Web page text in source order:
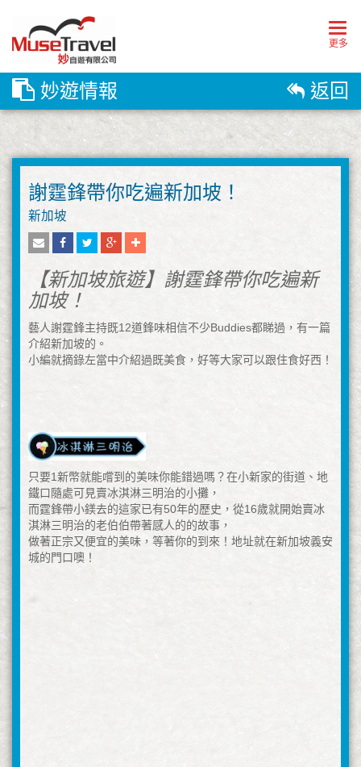
更多
妙遊情報 返回
謝霆鋒帶你吃遍新加坡！
新加坡
【新加坡旅遊】謝霆鋒帶你吃遍新
加坡！
藝人謝霆鋒主持既12道鋒味相信不少Buddies都睇過，有一篇
介紹新加坡的。
小編就摘錄左當中介紹過既美食，好等大家可以跟住食好西！
只要1新幣就能嚐到的美味你能錯過嗎？在小新家的街道、地
鐵口隨處可見賣冰淇淋三明治的小攤，
而霆鋒帶小鎂去的這家已有50年的歷史，從16歲就開始賣冰
淇淋三明治的老伯伯帶著感人的的故事，
做著正宗又便宜的美味，等著你的到來！地址就在新加坡義安
城的門口噢！